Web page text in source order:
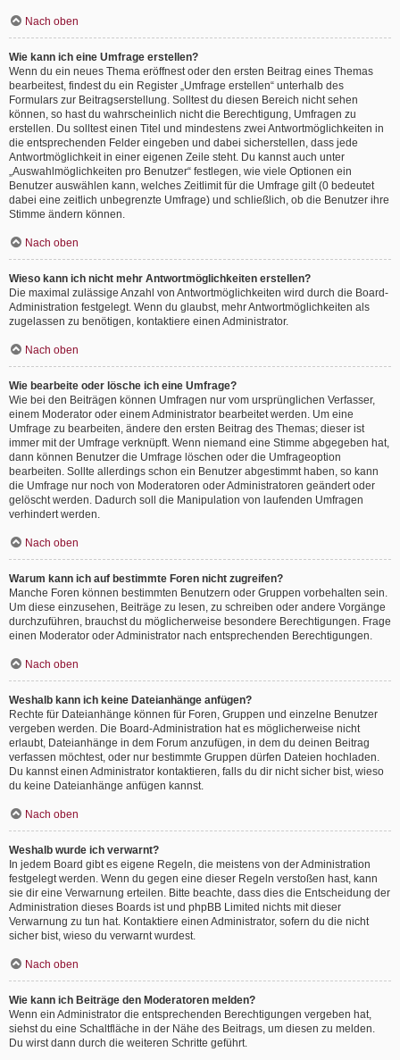
Nach oben
Wie kann ich eine Umfrage erstellen?
Wenn du ein neues Thema eröffnest oder den ersten Beitrag eines Themas
bearbeitest, findest du ein Register „Umfrage erstellen“ unterhalb des
Formulars zur Beitragserstellung. Solltest du diesen Bereich nicht sehen
können, so hast du wahrscheinlich nicht die Berechtigung, Umfragen zu
erstellen. Du solltest einen Titel und mindestens zwei Antwortmöglichkeiten in
die entsprechenden Felder eingeben und dabei sicherstellen, dass jede
Antwortmöglichkeit in einer eigenen Zeile steht. Du kannst auch unter
„Auswahlmöglichkeiten pro Benutzer“ festlegen, wie viele Optionen ein
Benutzer auswählen kann, welches Zeitlimit für die Umfrage gilt (0 bedeutet
dabei eine zeitlich unbegrenzte Umfrage) und schließlich, ob die Benutzer ihre
Stimme ändern können.
Nach oben
Wieso kann ich nicht mehr Antwortmöglichkeiten erstellen?
Die maximal zulässige Anzahl von Antwortmöglichkeiten wird durch die Board-
Administration festgelegt. Wenn du glaubst, mehr Antwortmöglichkeiten als
zugelassen zu benötigen, kontaktiere einen Administrator.
Nach oben
Wie bearbeite oder lösche ich eine Umfrage?
Wie bei den Beiträgen können Umfragen nur vom ursprünglichen Verfasser,
einem Moderator oder einem Administrator bearbeitet werden. Um eine
Umfrage zu bearbeiten, ändere den ersten Beitrag des Themas; dieser ist
immer mit der Umfrage verknüpft. Wenn niemand eine Stimme abgegeben hat,
dann können Benutzer die Umfrage löschen oder die Umfrageoption
bearbeiten. Sollte allerdings schon ein Benutzer abgestimmt haben, so kann
die Umfrage nur noch von Moderatoren oder Administratoren geändert oder
gelöscht werden. Dadurch soll die Manipulation von laufenden Umfragen
verhindert werden.
Nach oben
Warum kann ich auf bestimmte Foren nicht zugreifen?
Manche Foren können bestimmten Benutzern oder Gruppen vorbehalten sein.
Um diese einzusehen, Beiträge zu lesen, zu schreiben oder andere Vorgänge
durchzuführen, brauchst du möglicherweise besondere Berechtigungen. Frage
einen Moderator oder Administrator nach entsprechenden Berechtigungen.
Nach oben
Weshalb kann ich keine Dateianhänge anfügen?
Rechte für Dateianhänge können für Foren, Gruppen und einzelne Benutzer
vergeben werden. Die Board-Administration hat es möglicherweise nicht
erlaubt, Dateianhänge in dem Forum anzufügen, in dem du deinen Beitrag
verfassen möchtest, oder nur bestimmte Gruppen dürfen Dateien hochladen.
Du kannst einen Administrator kontaktieren, falls du dir nicht sicher bist, wieso
du keine Dateianhänge anfügen kannst.
Nach oben
Weshalb wurde ich verwarnt?
In jedem Board gibt es eigene Regeln, die meistens von der Administration
festgelegt werden. Wenn du gegen eine dieser Regeln verstoßen hast, kann
sie dir eine Verwarnung erteilen. Bitte beachte, dass dies die Entscheidung der
Administration dieses Boards ist und phpBB Limited nichts mit dieser
Verwarnung zu tun hat. Kontaktiere einen Administrator, sofern du die nicht
sicher bist, wieso du verwarnt wurdest.
Nach oben
Wie kann ich Beiträge den Moderatoren melden?
Wenn ein Administrator die entsprechenden Berechtigungen vergeben hat,
siehst du eine Schaltfläche in der Nähe des Beitrags, um diesen zu melden.
Du wirst dann durch die weiteren Schritte geführt.